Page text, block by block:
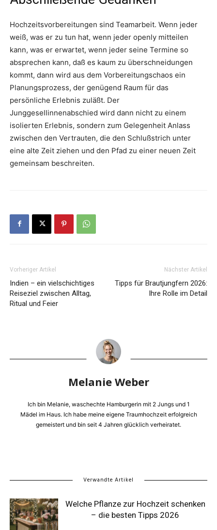
Hochzeitsvorbereitungen sind Teamarbeit. Wenn jeder
weiß, was er zu tun hat, wenn jeder openly mitteilen
kann, was er erwartet, wenn jeder seine Termine so
absprechen kann, daß es kaum zu überschneidungen
kommt, dann wird aus dem Vorbereitungschaos ein
Planungsprozess, der genügend Raum für das
persönliche Erlebnis zuläßt. Der
Junggesellinnenabschied wird dann nicht zu einem
isolierten Erlebnis, sondern zum Gelegenheit Anlass
zwischen den Vertrauten, die den Schlußstrich unter
eine alte Zeit ziehen und den Pfad zu einer neuen Zeit
gemeinsam beschreiten.
Vorheriger Artikel
Indien – ein vielschichtiges
Reiseziel zwischen Alltag,
Ritual und Feier
Nächster Artikel
Tipps für Brautjungfern 2026:
Ihre Rolle im Detail
Melanie Weber
Ich bin Melanie, waschechte Hamburgerin mit 2 Jungs und 1
Mädel im Haus. Ich habe meine eigene Traumhochzeit erfolgreich
gemeistert und bin seit 4 Jahren glücklich verheiratet.
Verwandte Artikel
Welche Pflanze zur Hochzeit schenken
– die besten Tipps 2026